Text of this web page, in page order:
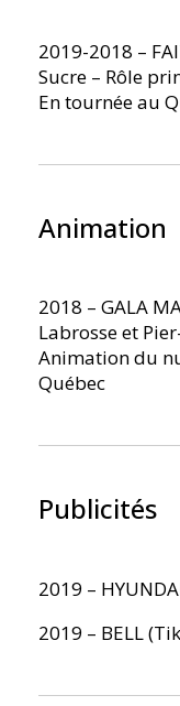
2019-2018 –
Sucre – Rôle
En tournée au
Animation
2018 – GALA
Labrosse et
Animation du
Québec
Publicités
2019 –
2019 – BELL